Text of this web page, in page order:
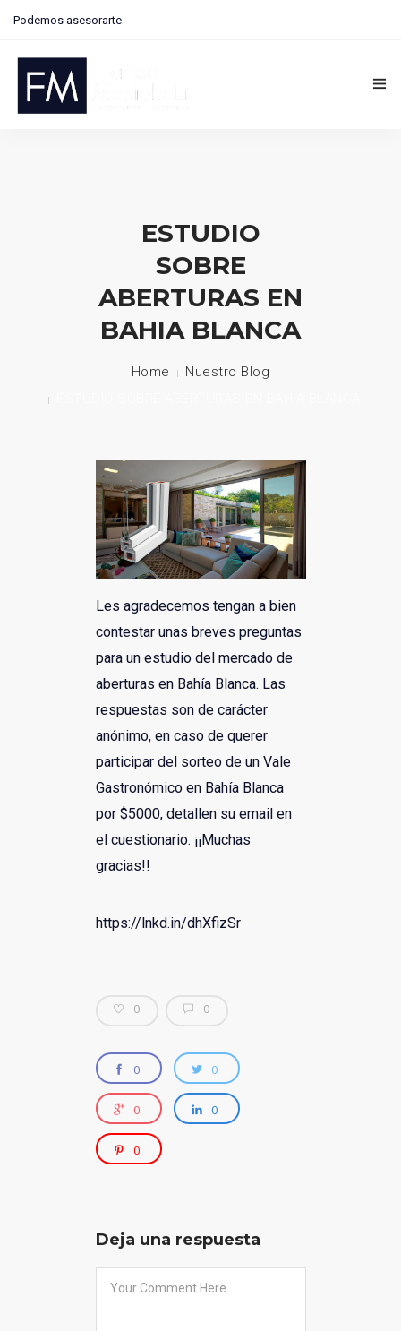
Podemos asesorarte
Contactanos: 291 4073406 | Zapiola 13, Bahía Blanca
Contacto
ESTUDIO
SOBRE
ABERTURAS EN
BAHIA BLANCA
Home
Nuestro Blog
Les agradecemos tengan a bien
contestar unas breves preguntas
para un estudio del mercado de
aberturas en Bahía Blanca. Las
respuestas son de carácter
anónimo, en caso de querer
participar del sorteo de un Vale
Gastronómico en Bahía Blanca
por $5000, detallen su email en
el cuestionario. ¡¡Muchas
gracias!!
https://lnkd.in/dhXfizSr
0 0
0 0
0 0
0
Deja una respuesta